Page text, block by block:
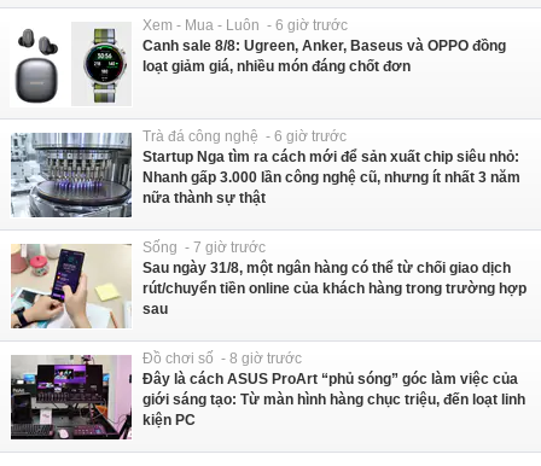
Xem - Mua - Luôn - 6 giờ trước
Canh sale 8/8: Ugreen, Anker, Baseus và OPPO đồng
loạt giảm giá, nhiều món đáng chốt đơn
Trà đá công nghệ - 6 giờ trước
Startup Nga tìm ra cách mới để sản xuất chip siêu nhỏ:
Nhanh gấp 3.000 lần công nghệ cũ, nhưng ít nhất 3 năm
nữa thành sự thật
Sống - 7 giờ trước
Sau ngày 31/8, một ngân hàng có thể từ chối giao dịch
rút/chuyển tiền online của khách hàng trong trường hợp
sau
Đồ chơi số - 8 giờ trước
Đây là cách ASUS ProArt “phủ sóng” góc làm việc của
giới sáng tạo: Từ màn hình hàng chục triệu, đến loạt linh
kiện PC